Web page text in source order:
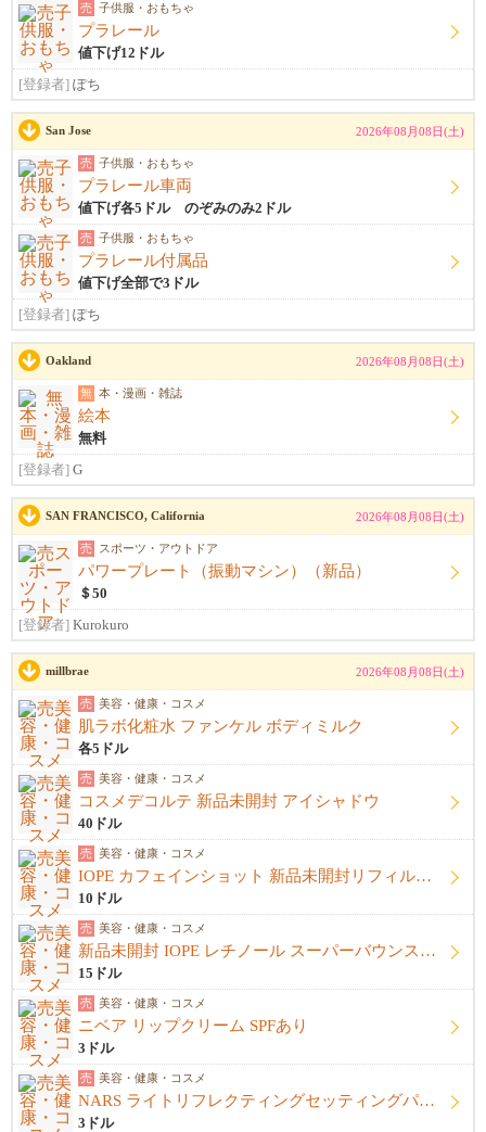
売 子供服・おもちゃ
プラレール
値下げ12ドル
[登録者] ぽち
San Jose 2026年08月08日(土)
売 子供服・おもちゃ
プラレール車両
値下げ各5ドル のぞみのみ2ドル
売 子供服・おもちゃ
プラレール付属品
値下げ全部で3ドル
[登録者] ぽち
Oakland 2026年08月08日(土)
無 本・漫画・雑誌
絵本
無料
[登録者] G
SAN FRANCISCO, California 2026年08月08日(土)
売 スポーツ・アウトドア
パワープレート（振動マシン）（新品）
＄50
[登録者] Kurokuro
millbrae 2026年08月08日(土)
売 美容・健康・コスメ
肌ラボ化粧水 ファンケル ボディミルク
各5ドル
売 美容・健康・コスメ
コスメデコルテ 新品未開封 アイシャドウ
40ドル
売 美容・健康・コスメ
IOPE カフェインショット 新品未開封リフィル＋開封済み本体
10ドル
売 美容・健康・コスメ
新品未開封 IOPE レチノール スーパーバウンスセラム1%
15ドル
売 美容・健康・コスメ
ニベア リップクリーム SPFあり
3ドル
売 美容・健康・コスメ
NARS ライトリフレクティングセッティングパウダー プレストN
3ドル